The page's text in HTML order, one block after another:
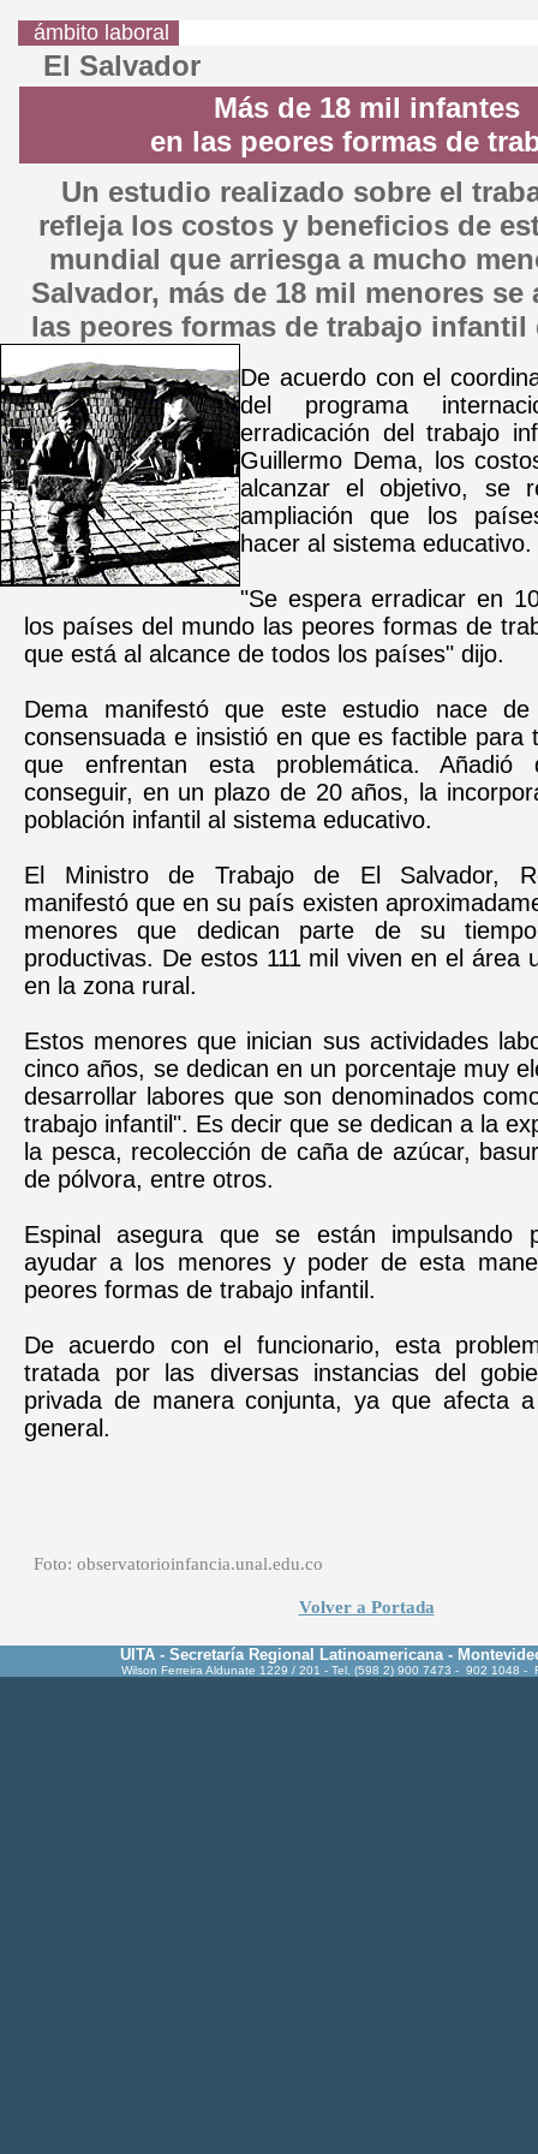
ámbito laboral
El Salvador
Más de 18 mil infantes
en las peores formas de
Un estudio realizado sobre el
refleja los costos y beneficios de
mundial que arriesga a mucho
Salvador, más de 18 mil menores se
las peores formas de trabajo infantil
De acuerdo con el
del programa
erradicación del trabajo
Guillermo Dema, los
alcanzar el objetivo, se
ampliación que los
hacer al sistema educativo.
"Se espera erradicar en
los países del mundo las peores formas de
que está al alcance de todos los países" dijo.
Dema manifestó que este estudio nace de
consensuada e insistió en que es factible para
que enfrentan esta problemática.
conseguir, en un plazo de 20 años, la
población infantil al sistema educativo.
El Ministro de Trabajo de El Salvador,
manifestó que en su país existen
menores que dedican parte de su
productivas. De estos 111 mil viven en el área
en la zona rural.
Estos menores que inician sus actividades
cinco años, se dedican en un porcentaje muy
desarrollar labores que son denominados
trabajo infantil". Es decir que se dedican a la
la pesca, recolección de caña de azúcar,
de pólvora, entre otros.
Espinal asegura que se están impulsando
ayudar a los menores y poder de esta
peores formas de trabajo infantil.
De acuerdo con el funcionario, esta
tratada por las diversas instancias del
privada de manera conjunta, ya que afecta
general.
Foto: observatorioinfancia.unal.edu.co
Volver a Portada
UITA - Secretaría Regional Latinoamericana -
Wilson Ferreira Aldunate 1229 / 201 - Tel. (598 2) 900 7473 - 902 1048 -